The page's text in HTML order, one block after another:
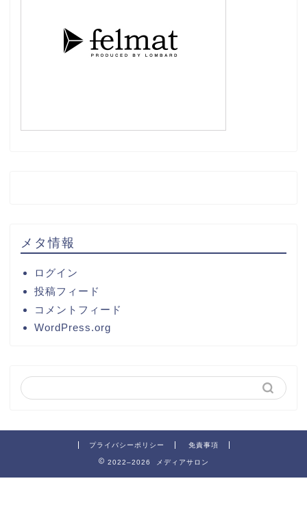
メタ情報
ログイン
投稿フィード
コメントフィード
WordPress.org
プライバシーポリシー 免責事項
2022–2026 メディアサロン